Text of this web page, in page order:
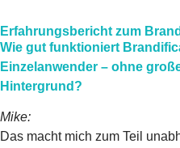
Erfahrungsbericht zum
Wie gut funktioniert
Einzelanwender – ohne
Hintergrund?
Mike:
Das macht mich zum Teil